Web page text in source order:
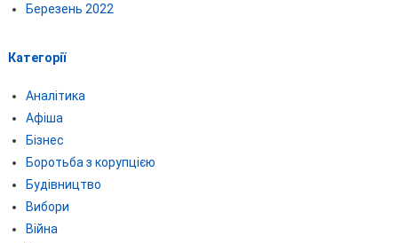
Березень 2022
Категорії
Аналітика
Афіша
Бізнес
Боротьба з корупцією
Будівництво
Вибори
Війна